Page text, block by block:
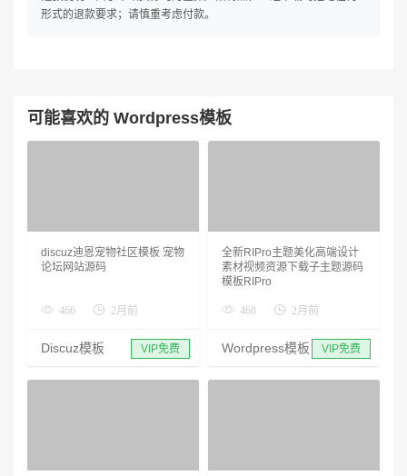
形式的退款要求；请慎重考虑付款。
可能喜欢的 Wordpress模板
discuz迪恩宠物社区模板 宠物
论坛网站源码
466 2月前
Discuz模板 VIP免费
全新RIPro主题美化高端设计
素材视频资源下载子主题源码
模板RIPro
468 2月前
Wordpress模板 VIP免费